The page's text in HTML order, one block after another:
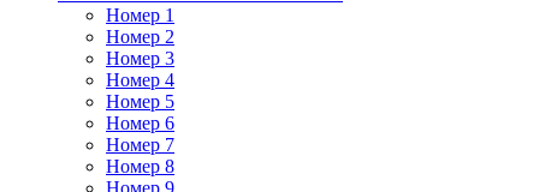
Номер 1
Номер 2
Номер 3
Номер 4
Номер 5
Номер 6
Номер 7
Номер 8
Номер 9